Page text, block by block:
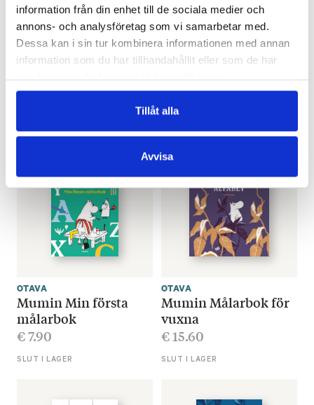
information från din enhet till de sociala medier och
annons- och analysföretag som vi samarbetar med.
Dessa kan i sin tur kombinera informationen med annan
information som du har tillhandahållit eller som de har
Tillåt alla
Avvisa
Mumin
Anteckningsbok
€17.60
Mumin
Anteckningsbok
€17.60
OTAVA
Mumin Min första
målarbok
€7.90
SLUT I LAGER
OTAVA
Mumin Målarbok för
vuxna
€15.60
SLUT I LAGER